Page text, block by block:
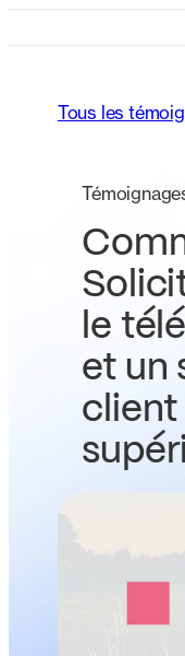
Tous les
le
et un
client